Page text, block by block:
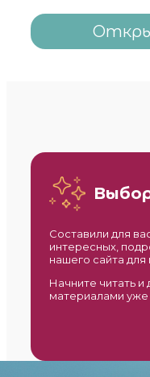
Составили для
интересных,
нашего сайта для
Начните читать
материалами уже